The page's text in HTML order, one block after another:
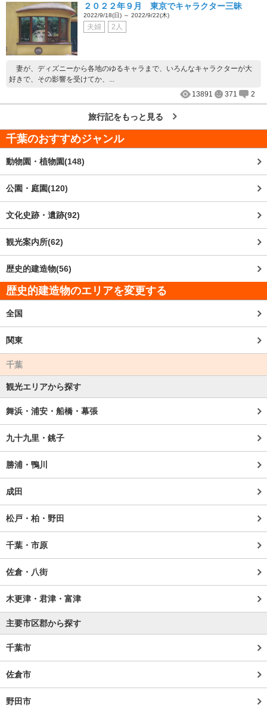
２０２２年９月 東京でキャラクター三昧
2022/9/18(日) ～ 2022/9/22(木)
夫婦 2人
妻が、ディズニーから各地のゆるキャラまで、いろんなキャラクターが大
好きで、その影響を受けてか、...
13891
371 2
旅行記をもっと見る
千葉のおすすめジャンル
動物園・植物園(148)
公園・庭園(120)
文化史跡・遺跡(92)
観光案内所(62)
歴史的建造物(56)
歴史的建造物のエリアを変更する
全国
関東
千葉
観光エリアから探す
舞浜・浦安・船橋・幕張
九十九里・銚子
勝浦・鴨川
成田
松戸・柏・野田
千葉・市原
佐倉・八街
木更津・君津・富津
主要市区郡から探す
千葉市
佐倉市
野田市